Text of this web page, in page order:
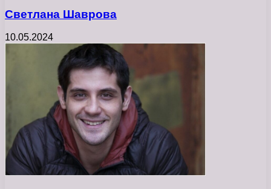
Светлана Шаврова
10.05.2024